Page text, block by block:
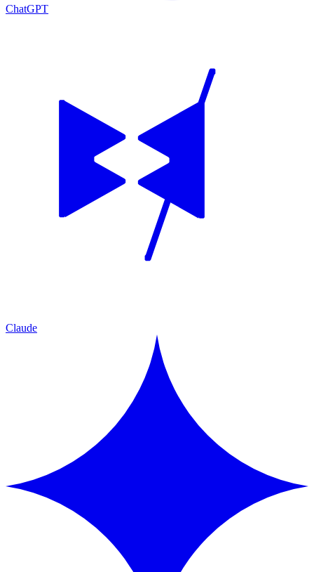
ChatGPT
Claude